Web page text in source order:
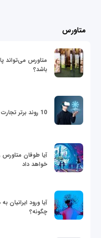
متاورس
متاورس می‌تواند
باشد؟
10 روند برتر تجارت و فناوری در سال 2022
آیا طوفان متاورس
خواهد داد
آیا ورود
چگونه؟